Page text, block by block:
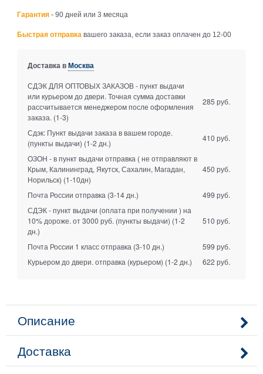
Гарантия - 90 дней или 3 месяца
Быстрая отправка вашего заказа, если заказ оплачен до 12-00
Доставка вМосква
СДЭК ДЛЯ ОПТОВЫХ ЗАКАЗОВ - пункт выдачи
или курьером до двери. Точная сумма доставки
рассчитывается менеджером после оформления
заказа. (1-3)
285 руб.
Сдэк: Пункт выдачи заказа в вашем городе.
(пункты выдачи) (1-2 дн.)
410 руб.
ОЗОН - в пункт выдачи отправка ( не отправляют в
Крым, Калининград, Якутск, Сахалин, Магадан,
Норильск) (1-10дн)
450 руб.
Почта России отправка (3-14 дн.)
499 руб.
СДЭК - пункт выдачи (оплата при получении ) на
10% дороже. от 3000 руб. (пункты выдачи) (1-2
дн.)
510 руб.
Почта России 1 класс отправка (3-10 дн.)
599 руб.
Курьером до двери. отправка (курьером) (1-2 дн.) 622 руб.
Описание
Доставка